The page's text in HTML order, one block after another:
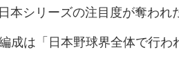
シリーズの注目度が奪われ
成は「日本野球界全体で行